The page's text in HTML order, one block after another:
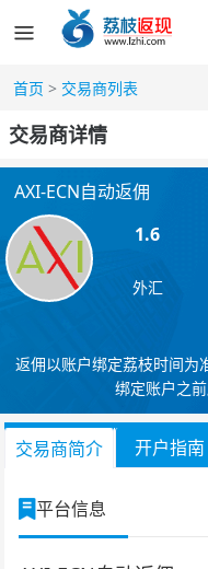
首页 > 交易商列表
交易商详情
AXI-ECN自动返佣
1.6
外汇
返佣以账户绑定荔枝时间为
绑定账户之
交易商简介 开户指南
平台信息